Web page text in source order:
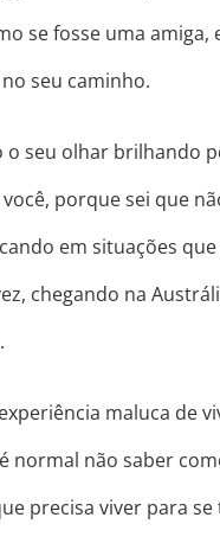
se fosse uma
seu caminho.
o seu olhar brilhando
porque sei que
em situações
chegando na
maluca de
normal não saber
precisa viver para